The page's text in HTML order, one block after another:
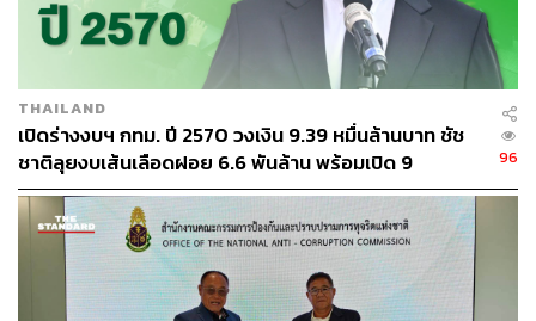
THAILAND
เปิดร่างงบฯ กทม. ปี 2570 วงเงิน 9.39 หมื่นล้านบาท ชัช
ชาติลุยงบเส้นเลือดฝอย 6.6 พันล้าน พร้อมเปิด 9
ยุทธศาสตร์พัฒนาเมือง
96